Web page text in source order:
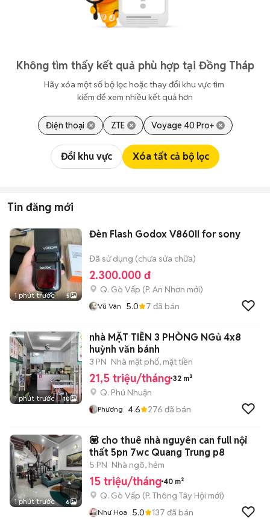
Không tìm thấy kết quả phù hợp tại Đồng Tháp
Hãy xóa một số bộ lọc hoặc thay đổi khu vực tìm
kiếm để xem nhiều kết quả hơn
Điện thoại ZTE Voyage 40 Pro+
Đổi khu vực Xóa tất cả bộ lọc
Tin đăng mới
1 phút trước 5
Đèn Flash Godox V860II for sony
Đã sử dụng (chưa sửa chữa)
2.300.000 đ
Q. Gò Vấp (P. An Nhơn mới)
Vũ Vân 5.0 7 đã bán
1 phút trước 10
nhà MẶT TIỀN 3 PHÒNG NGủ 4x8
huỳnh văn bánh
3 PN Nhà mặt phố, mặt tiền
21,5 triệu/tháng 32 m²
Q. Phú Nhuận
Phương 4.6 276 đã bán
1 phút trước 6
💟 cho thuê nhà nguyên can full nội
thất 5pn 7wc Quang Trung p8
5 PN Nhà ngõ, hẻm
15 triệu/tháng 40 m²
Q. Gò Vấp (P. Thông Tây Hội mới)
Như Hoa 5.0 137 đã bán